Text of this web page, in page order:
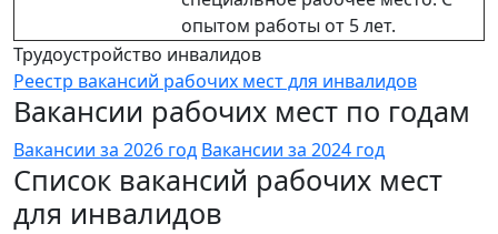
опытом работы от 5 лет.
Трудоустройство инвалидов
Реестр вакансий рабочих мест для инвалидов
Вакансии рабочих мест по годам
Вакансии за 2026 год Вакансии за 2024 год
Список вакансий рабочих мест
для инвалидов